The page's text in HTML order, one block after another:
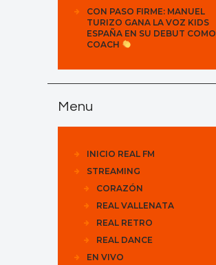
CON PASO FIRME: MANUEL
TURIZO GANA LA VOZ KIDS
ESPAÑA EN SU DEBUT COMO
COACH
Menu
INICIO REAL FM
STREAMING
CORAZÓN
REAL VALLENATA
REAL RETRO
REAL DANCE
EN VIVO